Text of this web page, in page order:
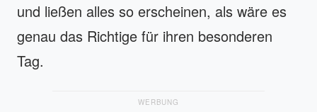
und ließen alles so erscheinen, als wäre es
genau das Richtige für ihren besonderen
Tag.
WERBUNG